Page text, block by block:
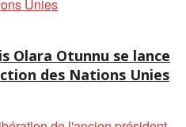
Olara Otunnu se lance
des Nations Unies